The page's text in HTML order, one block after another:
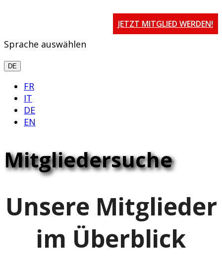
JETZT MITGLIED WERDEN!
Sprache auswählen
DE
FR
IT
DE
EN
Mitgliedersuche
Unsere Mitglieder
im Überblick